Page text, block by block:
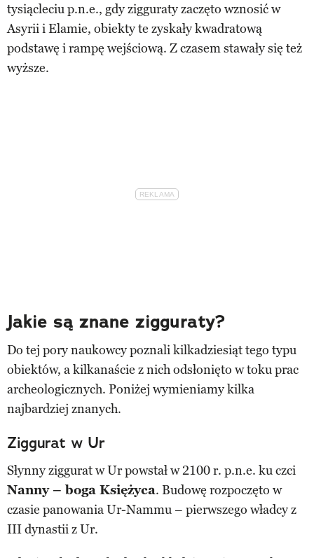
tysiącleciu p.n.e., gdy zigguraty zaczęto wznosić w
Asyrii i Elamie, obiekty te zyskały kwadratową
podstawę i rampę wejściową. Z czasem stawały się też
wyższe.
Jakie są znane zigguraty?
Do tej pory naukowcy poznali kilkadziesiąt tego typu
obiektów, a kilkanaście z nich odsłonięto w toku prac
archeologicznych. Poniżej wymieniamy kilka
najbardziej znanych.
Ziggurat w Ur
Słynny ziggurat w Ur powstał w 2100 r. p.n.e. ku czci
Nanny – boga Księżyca. Budowę rozpoczęto w
czasie panowania Ur-Nammu – pierwszego władcy z
III dynastii z Ur.